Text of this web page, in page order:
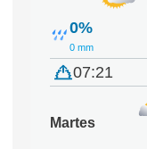
0%
0 mm
07:21
Martes